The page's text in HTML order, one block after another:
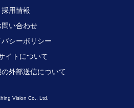
採用情報
問い合わせ
バシーポリシー
イトについて
外部送信について
Vision Co., Ltd.